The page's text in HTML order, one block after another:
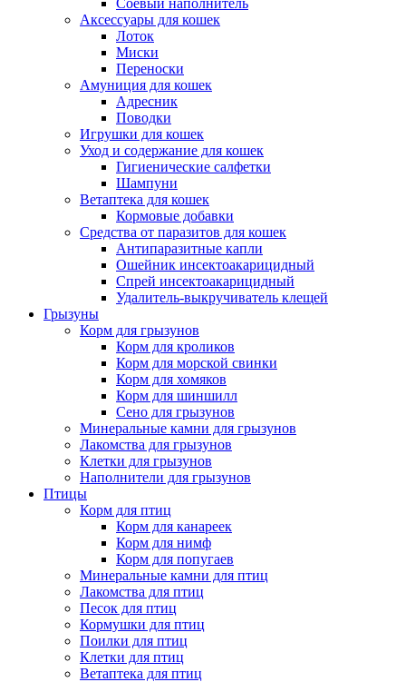
Соевый наполнитель
Аксессуары для кошек
Лоток
Миски
Переноски
Амуниция для кошек
Адресник
Поводки
Игрушки для кошек
Уход и содержание для кошек
Гигиенические салфетки
Шампуни
Ветаптека для кошек
Кормовые добавки
Средства от паразитов для кошек
Антипаразитные капли
Ошейник инсектоакарицидный
Спрей инсектоакарицидный
Удалитель-выкручиватель клещей
Грызуны
Корм для грызунов
Корм для кроликов
Корм для морской свинки
Корм для хомяков
Корм для шиншилл
Сено для грызунов
Минеральные камни для грызунов
Лакомства для грызунов
Клетки для грызунов
Наполнители для грызунов
Птицы
Корм для птиц
Корм для канареек
Корм для нимф
Корм для попугаев
Минеральные камни для птиц
Лакомства для птиц
Песок для птиц
Кормушки для птиц
Поилки для птиц
Клетки для птиц
Ветаптека для птиц